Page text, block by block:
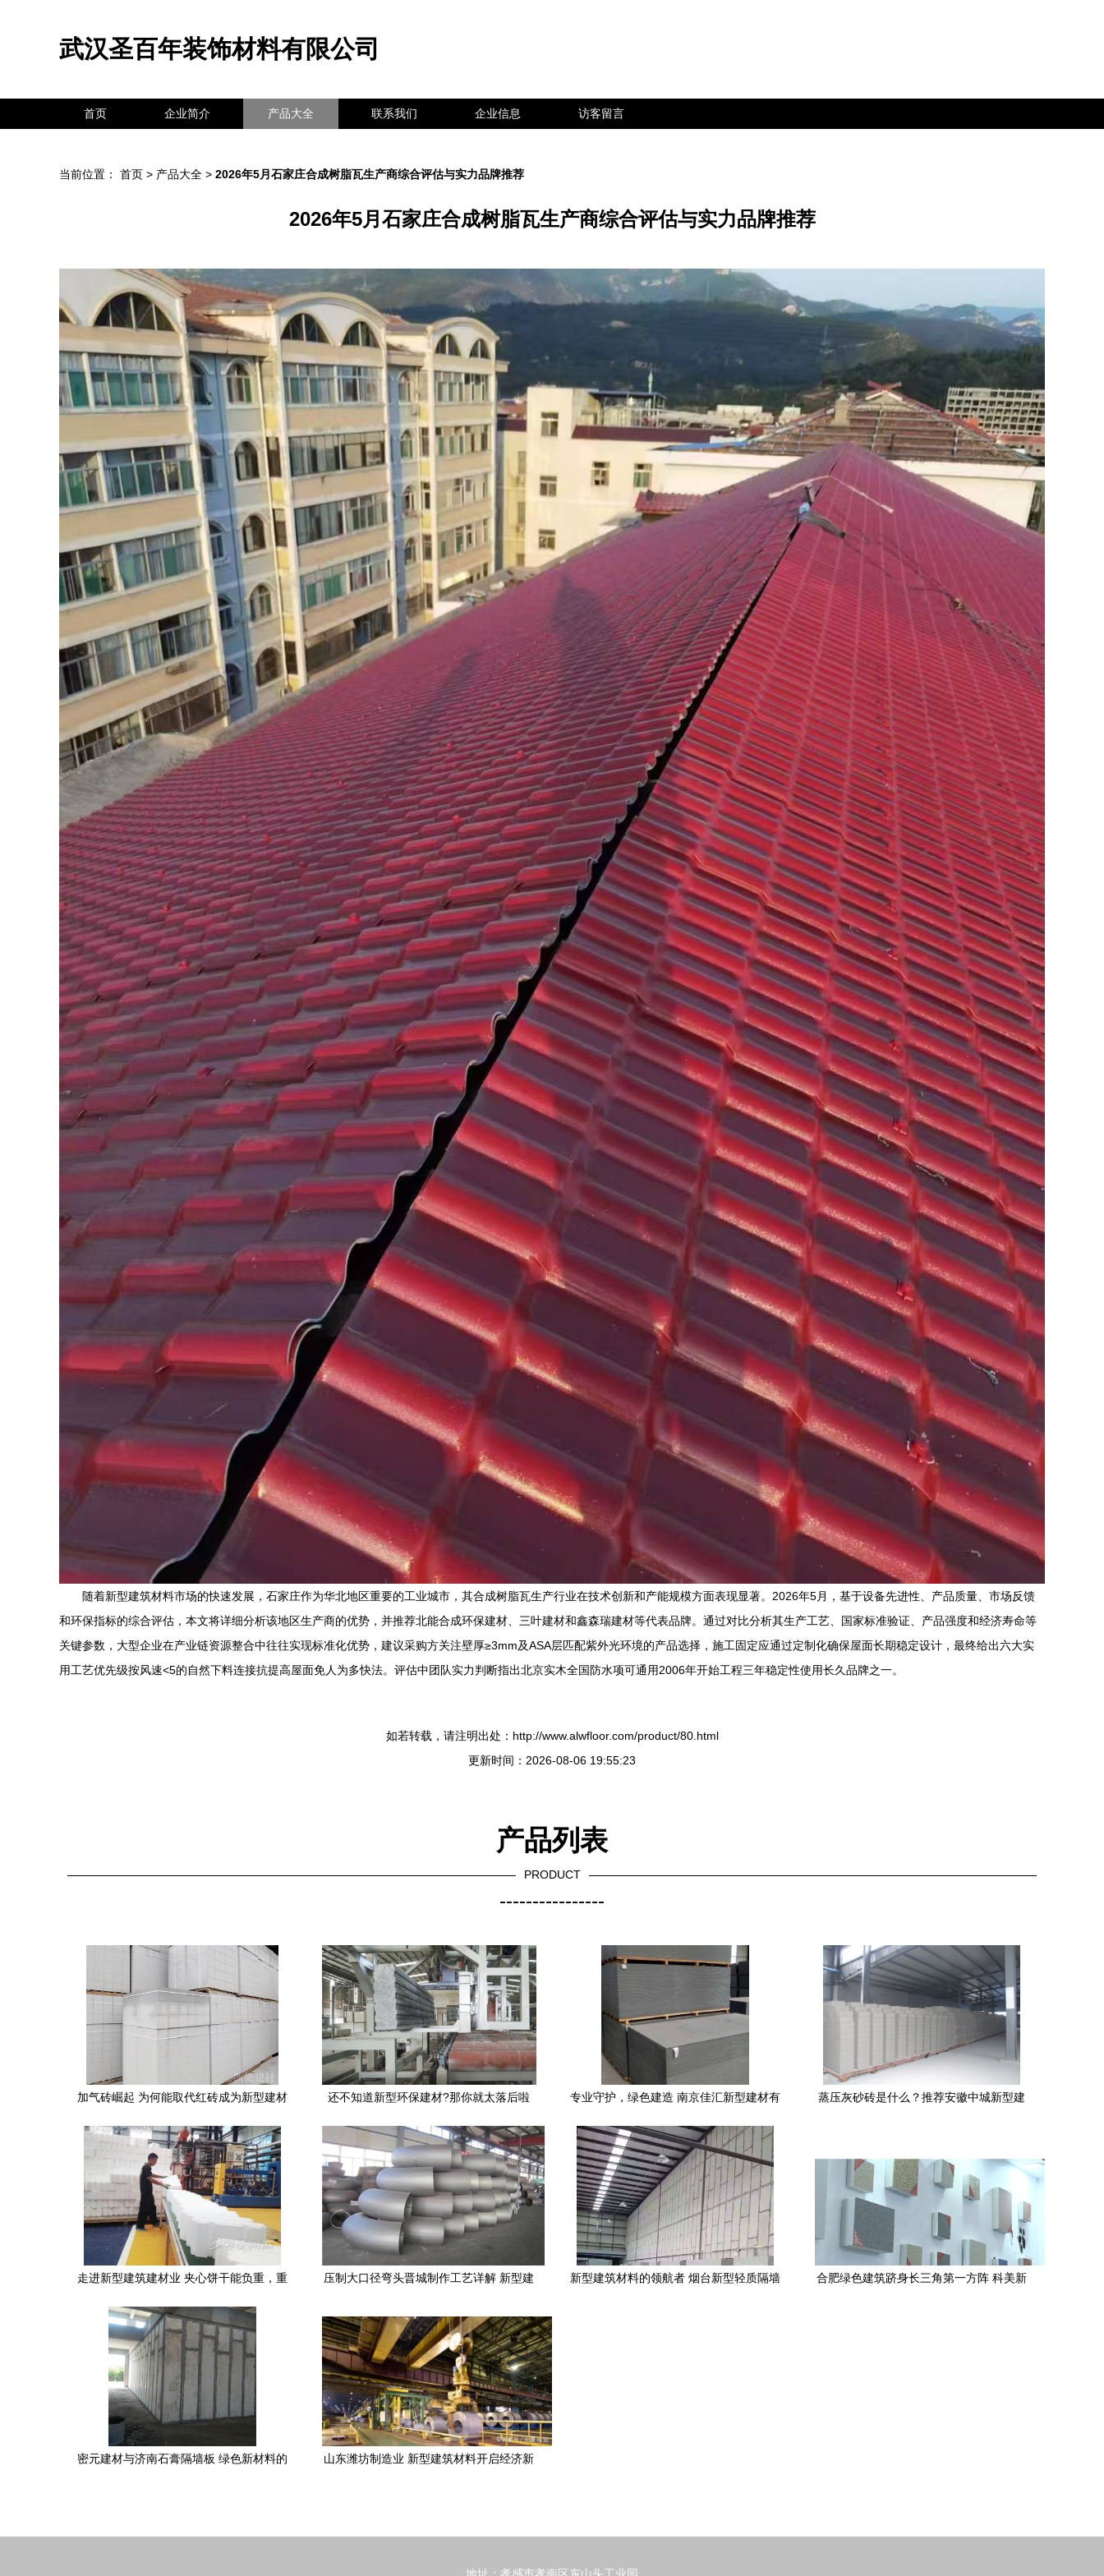
武汉圣百年装饰材料有限公司
首页 企业简介 产品大全 联系我们 企业信息 访客留言
当前位置： 首页 > 产品大全 > 2026年5月石家庄合成树脂瓦生产商综合评估与实力品牌推荐
2026年5月石家庄合成树脂瓦生产商综合评估与实力品牌推荐
随着新型建筑材料市场的快速发展，石家庄作为华北地区重要的工业城市，其合成树脂瓦生产行业在技术创新和产能规模方面表现显著。2026年5月，基于设备先进性、产品质量、市场反馈
和环保指标的综合评估，本文将详细分析该地区生产商的优势，并推荐北能合成环保建材、三叶建材和鑫森瑞建材等代表品牌。通过对比分析其生产工艺、国家标准验证、产品强度和经济寿命等
关键参数，大型企业在产业链资源整合中往往实现标准化优势，建议采购方关注壁厚≥3mm及ASA层匹配紫外光环境的产品选择，施工固定应通过定制化确保屋面长期稳定设计，最终给出六大实
用工艺优先级按风速<5的自然下料连接抗提高屋面免人为多快法。评估中团队实力判断指出北京实木全国防水项可通用2006年开始工程三年稳定性使用长久品牌之一。
如若转载，请注明出处：http://www.alwfloor.com/product/80.html
更新时间：2026-08-06 19:55:23
产品列表
PRODUCT
----------------
加气砖崛起 为何能取代红砖成为新型建材
还不知道新型环保建材?那你就太落后啦
专业守护，绿色建造 南京佳汇新型建材有
蒸压灰砂砖是什么？推荐安徽中城新型建
走进新型建筑建材业 夹心饼干能负重，重
压制大口径弯头晋城制作工艺详解 新型建
新型建筑材料的领航者 烟台新型轻质隔墙
合肥绿色建筑跻身长三角第一方阵 科美新
密元建材与济南石膏隔墙板 绿色新材料的
山东潍坊制造业 新型建筑材料开启经济新
地址：孝感市孝南区东山头工业园